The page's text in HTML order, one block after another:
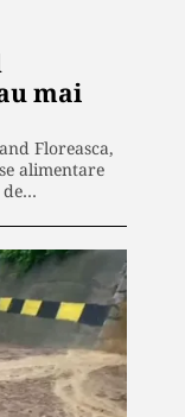
mai
Floreasca,
alimentare
de…